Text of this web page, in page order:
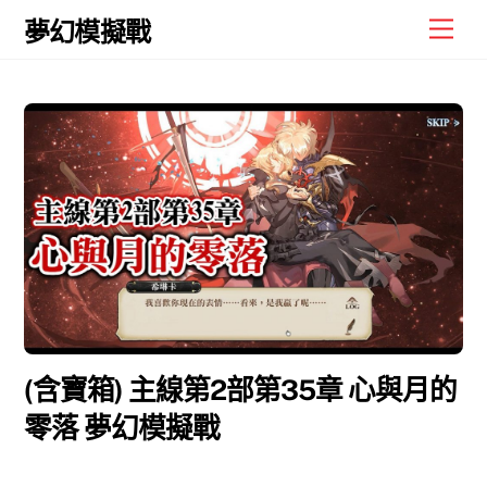
Skip
夢幻模擬戰
(含寶箱) 主線第2部第35章 心與月的
零落 夢幻模擬戰